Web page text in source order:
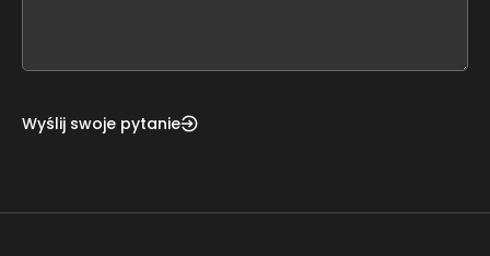
Wyślij swoje pytanie